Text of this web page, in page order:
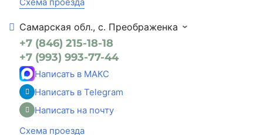
Самарская обл., с. Преображенка
+7 (846) 215-18-18
+7 (993) 993-77-44
Написать в МАКС
Написать в Telegram
Написать на почту
Схема проезда